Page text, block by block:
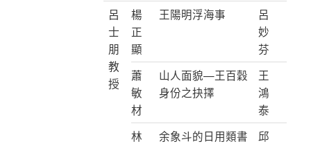
呂
士
朋
教
授
楊
正
顯
王陽明浮海事
呂
妙
芬
蕭
敏
材
山人面貌—王百穀
身份之抉擇
王
鴻
泰
林
余象斗的日用類書
邱